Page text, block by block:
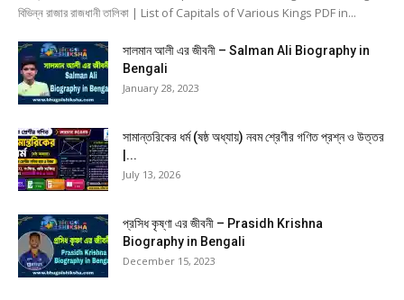
বিভিন্ন রাজার রাজধানী তালিকা | List of Capitals of Various Kings PDF in...
সালমান আলী এর জীবনী – Salman Ali Biography in
Bengali
January 28, 2023
সামান্তরিকের ধর্ম (ষষ্ঠ অধ্যায়) নবম শ্রেণীর গণিত প্রশ্ন ও উত্তর
|...
July 13, 2026
প্রসিধ কৃষ্ণা এর জীবনী – Prasidh Krishna
Biography in Bengali
December 15, 2023